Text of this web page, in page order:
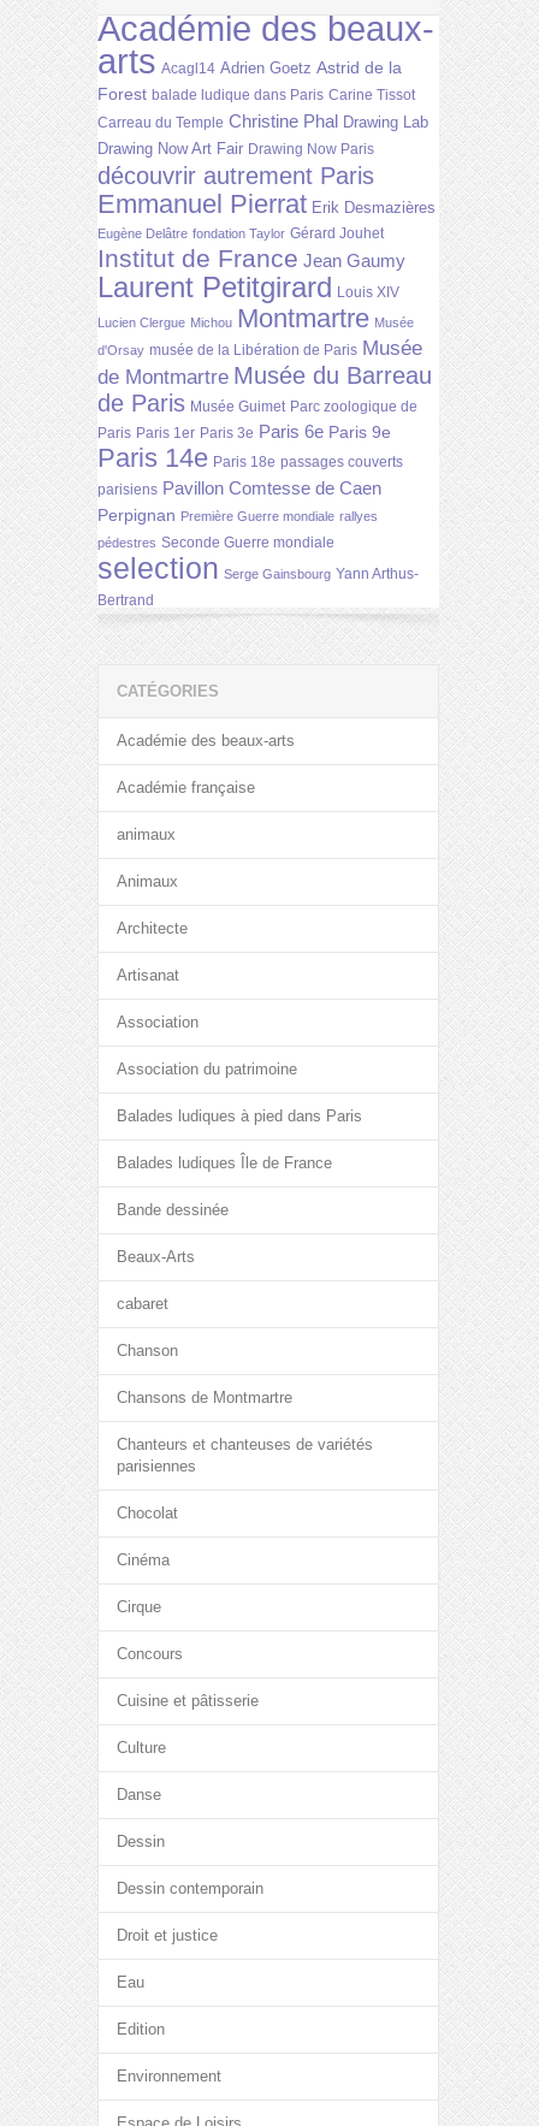
Académie des beaux-
arts Acagl14 Adrien Goetz Astrid de la
Forest balade ludique dans Paris Carine Tissot
Carreau du Temple Christine Phal Drawing Lab
Drawing Now Art Fair Drawing Now Paris
découvrir autrement Paris
Emmanuel Pierrat Erik Desmazières
Eugène Delâtre fondation Taylor Gérard Jouhet
Institut de France Jean Gaumy
Laurent Petitgirard Louis XIV
Lucien Clergue Michou Montmartre Musée
d'Orsay musée de la Libération de Paris Musée
de Montmartre Musée du Barreau
de Paris Musée Guimet Parc zoologique de
Paris Paris 1er Paris 3e Paris 6e Paris 9e
Paris 14e Paris 18e passages couverts
parisiens Pavillon Comtesse de Caen
Perpignan Première Guerre mondiale rallyes
pédestres Seconde Guerre mondiale
selection Serge Gainsbourg Yann Arthus-
Bertrand
CATÉGORIES
Académie des beaux-arts
Académie française
animaux
Animaux
Architecte
Artisanat
Association
Association du patrimoine
Balades ludiques à pied dans Paris
Balades ludiques Île de France
Bande dessinée
Beaux-Arts
cabaret
Chanson
Chansons de Montmartre
Chanteurs et chanteuses de variétés
parisiennes
Chocolat
Cinéma
Cirque
Concours
Cuisine et pâtisserie
Culture
Danse
Dessin
Dessin contemporain
Droit et justice
Eau
Edition
Environnement